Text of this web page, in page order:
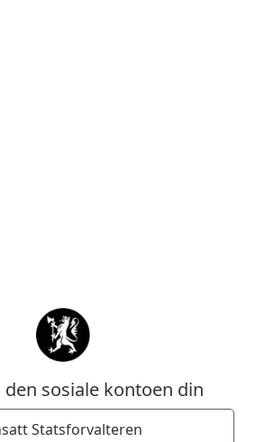
den sosiale kontoen din
Statsforvalteren